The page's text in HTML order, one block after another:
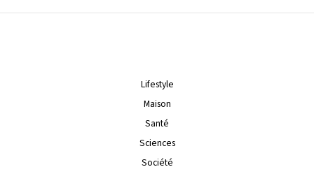
Lifestyle
Maison
Santé
Sciences
Société